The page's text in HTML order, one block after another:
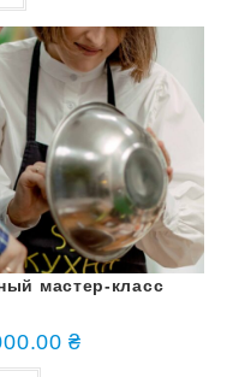
мастер-класс
₴